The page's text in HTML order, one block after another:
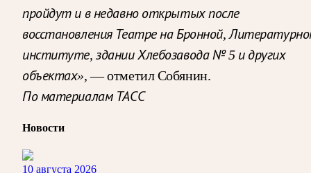
пройдут и в недавно открытых после
восстановления Театре на Бронной,
институте, здании Хлебозавода № 5 и других
объектах»,— отметил Собянин.
По материалам ТАСС
Новости
10 августа 2026